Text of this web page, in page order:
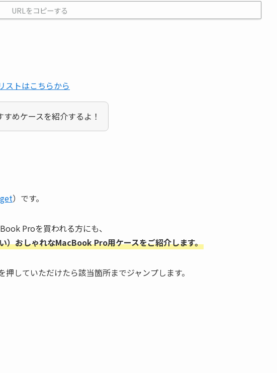
URLをコピーする
ストはこちらから
めケースを紹介するよ！
）です。
Proを買われる方にも、
）おしゃれなMacBook Pro用ケースをご紹介します。
押していただけたら該当箇所までジャンプします。